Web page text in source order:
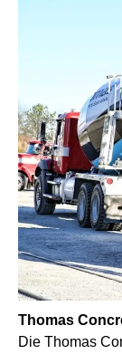
Thomas
Die Thomas